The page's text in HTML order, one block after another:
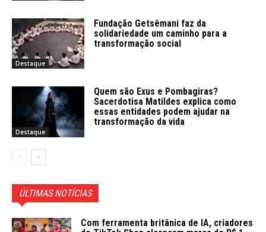
Destaque
Fundação Getsêmani faz da
solidariedade um caminho para a
transformação social
Destaque
Quem são Exus e Pombagiras?
Sacerdotisa Matildes explica como
essas entidades podem ajudar na
transformação da vida
ÚLTIMAS NOTÍCIAS
Com ferramenta britânica de IA, criadores